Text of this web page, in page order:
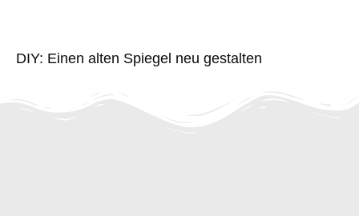
DIY: Einen alten Spiegel neu gestalten